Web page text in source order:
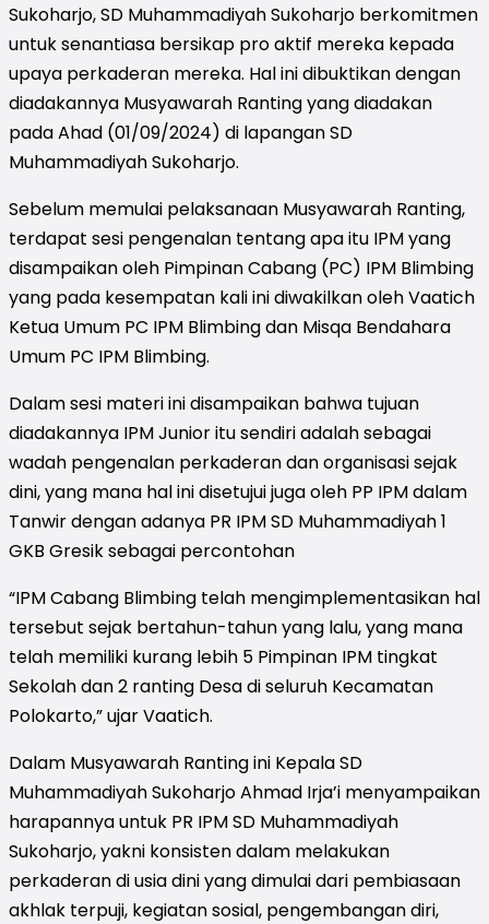
Sukoharjo, SD Muhammadiyah Sukoharjo berkomitmen
untuk senantiasa bersikap pro aktif mereka kepada
upaya perkaderan mereka. Hal ini dibuktikan dengan
diadakannya Musyawarah Ranting yang diadakan
pada Ahad (01/09/2024) di lapangan SD
Muhammadiyah Sukoharjo.
Sebelum memulai pelaksanaan Musyawarah Ranting,
terdapat sesi pengenalan tentang apa itu IPM yang
disampaikan oleh Pimpinan Cabang (PC) IPM Blimbing
yang pada kesempatan kali ini diwakilkan oleh Vaatich
Ketua Umum PC IPM Blimbing dan Misqa Bendahara
Umum PC IPM Blimbing.
Dalam sesi materi ini disampaikan bahwa tujuan
diadakannya IPM Junior itu sendiri adalah sebagai
wadah pengenalan perkaderan dan organisasi sejak
dini, yang mana hal ini disetujui juga oleh PP IPM dalam
Tanwir dengan adanya PR IPM SD Muhammadiyah 1
GKB Gresik sebagai percontohan
“IPM Cabang Blimbing telah mengimplementasikan hal
tersebut sejak bertahun-tahun yang lalu, yang mana
telah memiliki kurang lebih 5 Pimpinan IPM tingkat
Sekolah dan 2 ranting Desa di seluruh Kecamatan
Polokarto,” ujar Vaatich.
Dalam Musyawarah Ranting ini Kepala SD
Muhammadiyah Sukoharjo Ahmad Irja’i menyampaikan
harapannya untuk PR IPM SD Muhammadiyah
Sukoharjo, yakni konsisten dalam melakukan
perkaderan di usia dini yang dimulai dari pembiasaan
akhlak terpuji, kegiatan sosial, pengembangan diri,